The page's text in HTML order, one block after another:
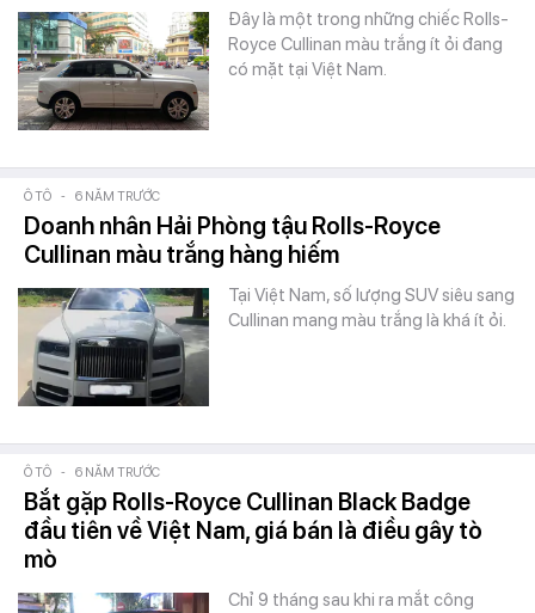
Đây là một trong những chiếc Rolls-
Royce Cullinan màu trắng ít ỏi đang
có mặt tại Việt Nam.
Ô TÔ - 6 NĂM TRƯỚC
Doanh nhân Hải Phòng tậu Rolls-Royce
Cullinan màu trắng hàng hiếm
Tại Việt Nam, số lượng SUV siêu sang
Cullinan mang màu trắng là khá ít ỏi.
Ô TÔ - 6 NĂM TRƯỚC
Bắt gặp Rolls-Royce Cullinan Black Badge
đầu tiên về Việt Nam, giá bán là điều gây tò
mò
Chỉ 9 tháng sau khi ra mắt công